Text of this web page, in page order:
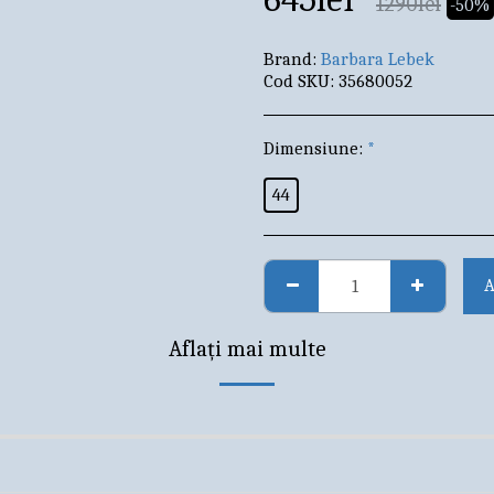
-50%
Brand: Barbara Lebek
Cod SKU: 35680052
Dimensiune: *
44
Aflați mai multe